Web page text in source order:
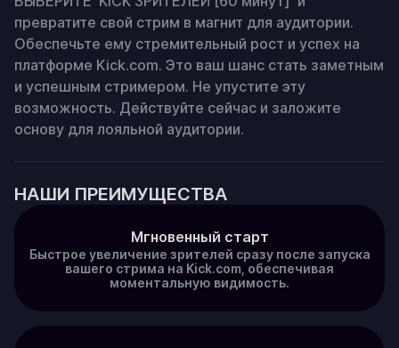
превратите свой стрим в магнит для аудитории.
Обеспечьте ему стремительный рост и успех на
платформе Kick.com. Это ваш шанс стать заметным
и успешным стримером. Не упустите эту
возможность. Действуйте сейчас и заложите
основу для лояльной аудитории.
НАШИ ПРЕИМУЩЕСТВА
Мгновенный старт
Быстрое увеличение зрителей сразу после запуска
вашего стрима на Kick.com, обеспечивая
моментальную видимость.